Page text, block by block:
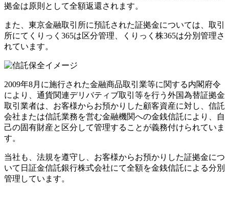
拠金は原則として全額返還されます。
また、東京金融取引所に預託された証拠金については、取引
所にてくりっく365は区分管理、くりっく株365は分別管理さ
れています。
2009年8月に施行された金融商品取引業等に関する内閣府令
により、通貨関連デリバティブ取引等を行う外国為替証拠金
取引業者は、お客様からお預かりした顧客資産に対し、信託
会社または信託業務を営む金融機関への金銭信託により、自
己の固有財産と区分して管理することが義務付けられていま
す。
当社も、法規を遵守し、お客様からお預かりした証拠金につ
いて日証金信託銀行株式会社にて全額を金銭信託による分別
管理しています。